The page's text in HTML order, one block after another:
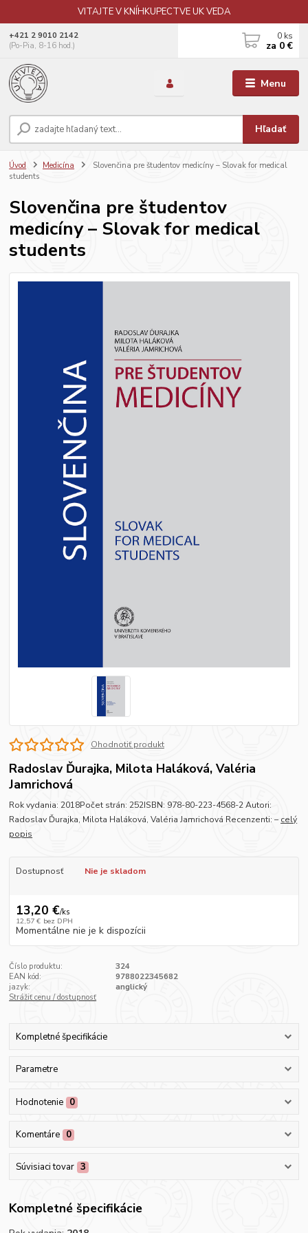
VITAJTE V KNÍHKUPECTVE UK VEDA
Menu
Hľadať
+421 2 9010 2142
(Po-Pia, 8-16 hod.)
0 ks
za 0 €
Úvod Medicína
Slovenčina pre študentov medicíny – Slovak for medical
students
Slovenčina pre študentov
medicíny – Slovak for medical
students
Ohodnotiť produkt
Radoslav Ďurajka, Milota Haláková, Valéria
Jamrichová
Rok vydania: 2018Počet strán: 252ISBN: 978-80-223-4568-2 Autori:
Radoslav Ďurajka, Milota Haláková, Valéria Jamrichová Recenzenti: – celý
popis
Dostupnosť Nie je skladom
13,20 €/ks
12,57 € bez DPH
Momentálne nie je k dispozícii
Číslo produktu:
324
EAN kód:
9788022345682
jazyk:
anglický
Strážiť cenu / dostupnosť
Kompletné špecifikácie
Parametre
Hodnotenie 0
Komentáre 0
Súvisiaci tovar 3
Kompletné špecifikácie